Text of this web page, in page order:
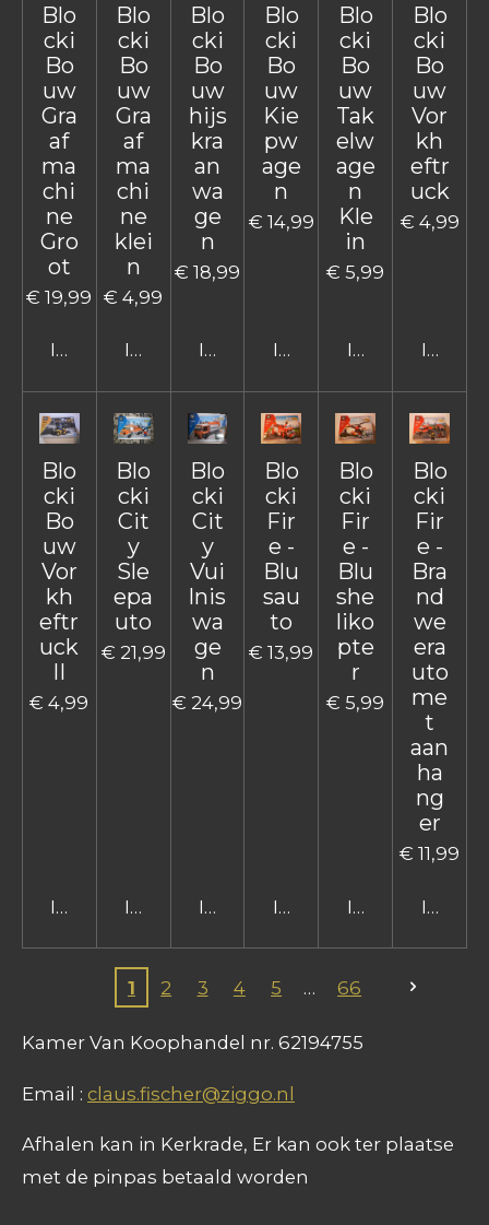
Blo
cki
Bo
uw
Gra
af
ma
chi
ne
Gro
ot
€ 19,99
In winkelwagen
Blo
cki
Bo
uw
Gra
af
ma
chi
ne
klei
n
€ 4,99
In winkelwagen
Blo
cki
Bo
uw
hijs
kra
an
wa
ge
n
€ 18,99
In winkelwagen
Blo
cki
Bo
uw
Kie
pw
age
n
€ 14,99
In winkelwagen
Blo
cki
Bo
uw
Tak
elw
age
n
Kle
in
€ 5,99
In
Blo
cki
Bo
uw
Vor
kh
eftr
uck
€ 4,99
In
Blo
cki
Bo
uw
Vor
kh
eftr
uck
€ 4,99
In winkelwagen
Blo
cki
Cit
y
Sle
epa
uto
€ 21,99
In winkelwagen
Blo
cki
Cit
y
Vui
lnis
wa
ge
n
€ 24,99
In winkelwagen
Blo
cki
Fir
e -
Blu
sau
to
€ 13,99
In winkelwagen
Blo
cki
Fir
e -
Blu
she
liko
pte
r
€ 5,99
In
Blo
cki
Fir
e -
Bra
nd
we
era
uto
me
t
aan
ha
ng
er
€ 11,99
In
1 2 3 4 5 66
Kamer Van Koophandel nr. 62194755
Email : claus.fischer@ziggo.nl
Afhalen kan in Kerkrade, Er kan ook ter plaatse
met de pinpas betaald worden